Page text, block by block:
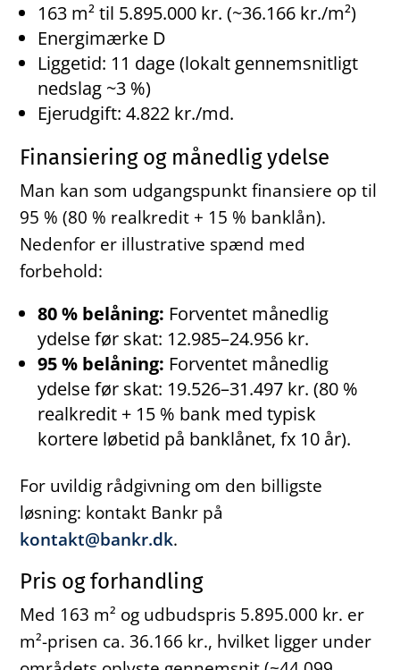
163 m² til 5.895.000 kr. (~36.166 kr./m²)
Energimærke D
Liggetid: 11 dage (lokalt gennemsnitligt
nedslag ~3 %)
Ejerudgift: 4.822 kr./md.
Finansiering og månedlig ydelse
Man kan som udgangspunkt finansiere op til
95 % (80 % realkredit + 15 % banklån).
Nedenfor er illustrative spænd med
forbehold:
80 % belåning: Forventet månedlig
ydelse før skat: 12.985–24.956 kr.
95 % belåning: Forventet månedlig
ydelse før skat: 19.526–31.497 kr. (80 %
realkredit + 15 % bank med typisk
kortere løbetid på banklånet, fx 10 år).
For uvildig rådgivning om den billigste
løsning: kontakt Bankr på
kontakt@bankr.dk.
Pris og forhandling
Med 163 m² og udbudspris 5.895.000 kr. er
m²-prisen ca. 36.166 kr., hvilket ligger under